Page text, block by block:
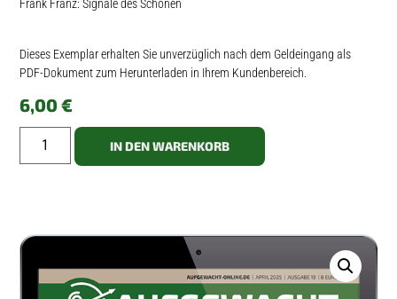
Frank Franz: Signale des Schönen
Dieses Exemplar erhalten Sie unverzüglich nach dem Geldeingang als
PDF-Dokument zum Herunterladen in Ihrem Kundenbereich.
6,00€
IN DEN WARENKORB